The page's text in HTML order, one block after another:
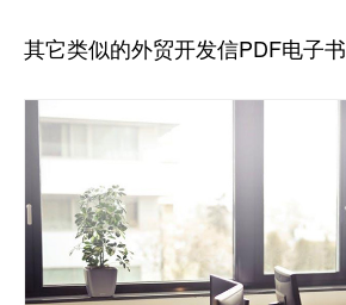
其它类似的外贸开发信PDF电子书